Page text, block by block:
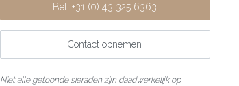
Bel: +31 (0) 43 325 6363
Contact opnemen
Niet alle getoonde sieraden zijn daadwerkelijk op